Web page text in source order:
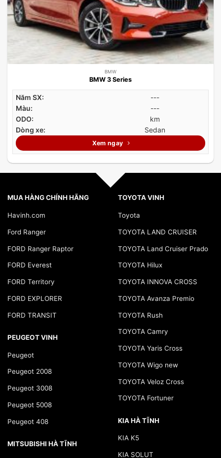
BMW
BMW 3 Series
Năm SX:
---
Màu:
---
ODO:
km
Dòng xe:
Sedan
Xem ngay
MUA HÀNG CHÍNH HÃNG
Havinh.com
Ford Ranger
FORD Ranger Raptor
FORD Everest
FORD Territory
FORD EXPLORER
FORD TRANSIT
PEUGEOT VINH
Peugeot
Peugeot 2008
Peugeot 3008
Peugeot 5008
Peugeot 408
MITSUBISHI HÀ TĨNH
TOYOTA VINH
Toyota
TOYOTA LAND CRUISER
TOYOTA Land Cruiser Prado
TOYOTA Hilux
TOYOTA INNOVA CROSS
TOYOTA Avanza Premio
TOYOTA Rush
TOYOTA Camry
TOYOTA Yaris Cross
TOYOTA Wigo new
TOYOTA Veloz Cross
TOYOTA Fortuner
KIA HÀ TĨNH
KIA K5
KIA SOLUT